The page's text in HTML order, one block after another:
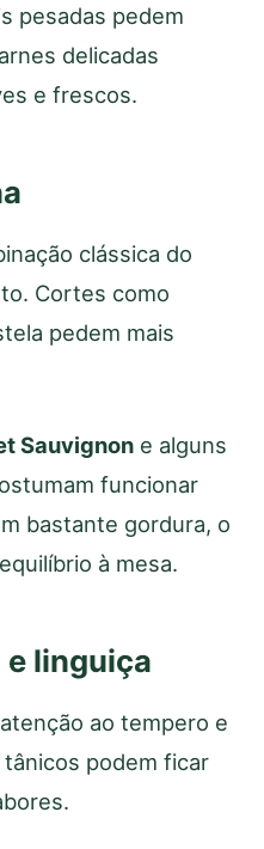
pesadas pedem
delicadas
e frescos.
clássica do
Cortes como
pedem mais
Sauvignon e alguns
funcionar
bastante gordura, o
à mesa.
e linguiça
ao tempero e
podem ficar